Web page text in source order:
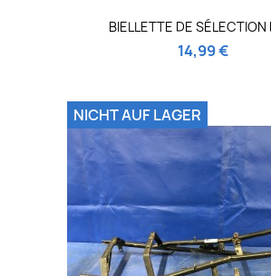
BIELLETTE DE SÉLECTION
14,99 €
NICHT AUF LAGER